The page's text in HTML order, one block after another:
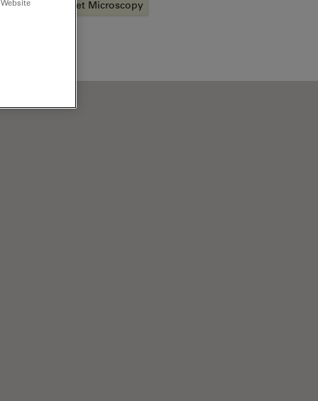
Light Sheet Microscopy